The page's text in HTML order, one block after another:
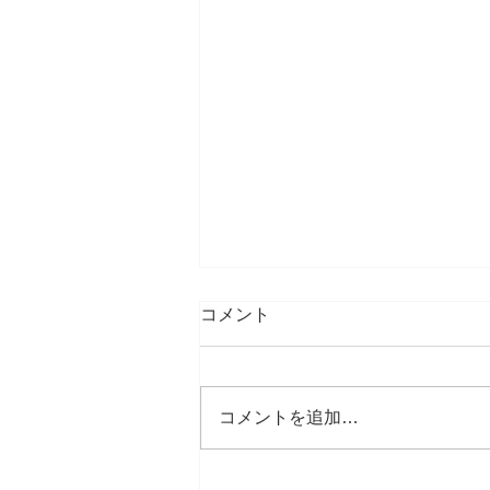
ご無沙汰しております
コメント
コメントを追加…